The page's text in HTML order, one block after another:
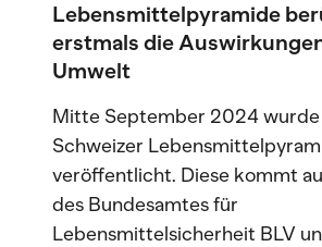
Lebensmittelpyramide
erstmals die
Umwelt
Mitte September 2024 wurde
Schweizer
veröffentlicht. Diese kommt
des Bundesamtes für
Lebensmittelsicherheit BLV